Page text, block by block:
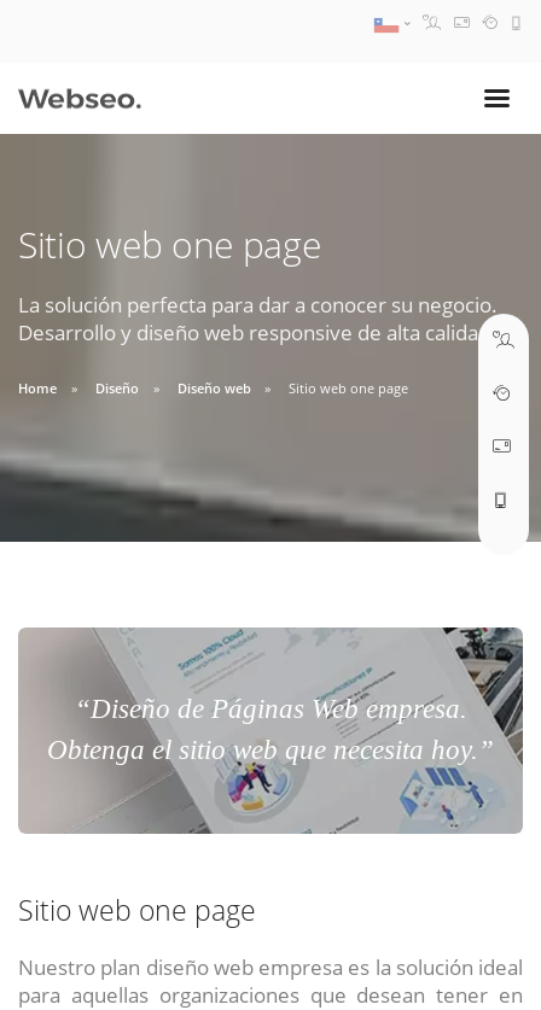
Sitio web one page
La solución perfecta para dar a conocer su negocio.
Desarrollo y diseño web responsive de alta calidad.
Home Diseño Diseño web Sitio web one page
“Diseño de Páginas Web empresa.
Obtenga el sitio web que necesita hoy.”
Sitio web one page
Nuestro plan diseño web empresa es la solución ideal
para aquellas organizaciones que desean tener en
09:30 AM A 18:30 PM
soporte@webseo.cl